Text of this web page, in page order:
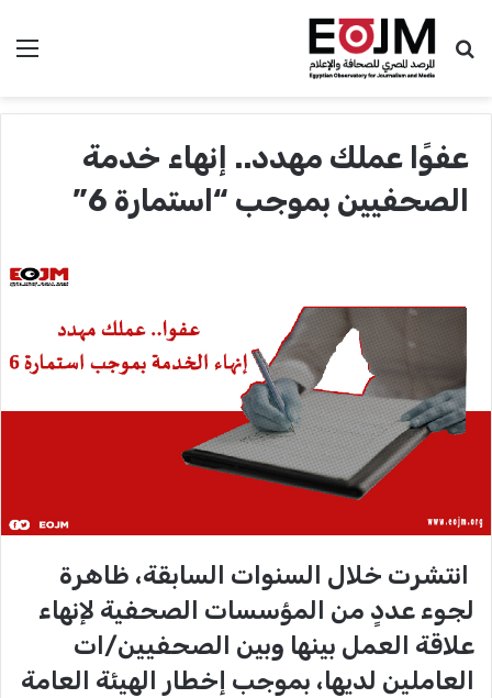
بحث عن
عفوًا عملك مهدد.. إنهاء خدمة
الصحفيين بموجب “استمارة 6”
انتشرت خلال السنوات السابقة، ظاهرة
لجوء عددٍ من المؤسسات الصحفية لإنهاء
علاقة العمل بينها وبين الصحفيين/ات
العاملين لديها، بموجب إخطار الهيئة العامة